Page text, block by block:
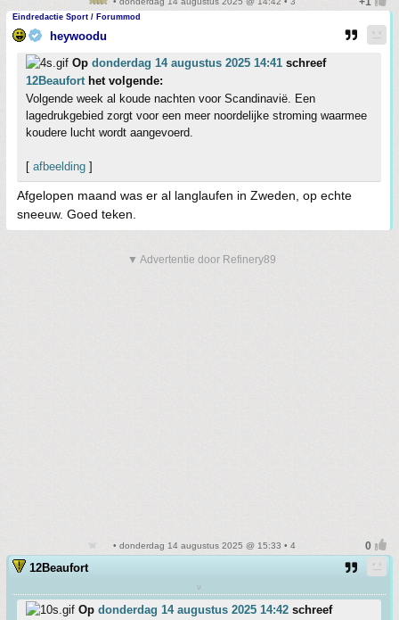
Eindredactie Sport / Forummod
heywoodu
Op donderdag 14 augustus 2025 14:41 schreef
12Beauforthet volgende:
Volgende week al koude nachten voor Scandinavië. Een
lagedrukgebied zorgt voor een meer noordelijke stroming waarmee
koudere lucht wordt aangevoerd.
[ afbeelding ]
Afgelopen maand was er al langlaufen in Zweden, op echte
sneeuw. Goed teken.
▼ Advertentie door Refinery89
• donderdag 14 augustus 2025 @ 15:33 • 4
12Beaufort
v
Op donderdag 14 augustus 2025 14:42 schreef